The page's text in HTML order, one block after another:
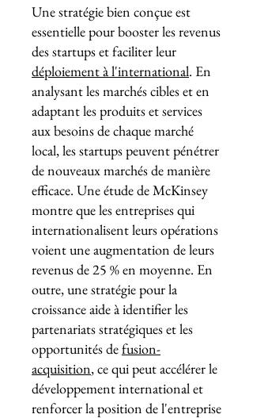
Une stratégie bien conçue est
essentielle pour booster les revenus
des startups et faciliter leur
déploiement à l'international. En
analysant les marchés cibles et en
adaptant les produits et services
aux besoins de chaque marché
local, les startups peuvent pénétrer
de nouveaux marchés de manière
efficace. Une étude de McKinsey
montre que les entreprises qui
internationalisent leurs opérations
voient une augmentation de leurs
revenus de 25 % en moyenne. En
outre, une stratégie pour la
croissance aide à identifier les
partenariats stratégiques et les
opportunités defusion-
acquisition, ce qui peut accélérer le
développement international et
renforcer la position de l'entreprise